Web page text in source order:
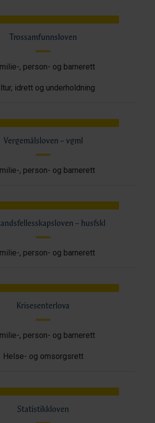
Trossamfunnsloven
, person- og barnerett
idrett og underholdning
Vergemålsloven – vgml
, person- og barnerett
– husfskl
, person- og barnerett
Krisesenterlova
, person- og barnerett
Helse- og omsorgsrett
Statistikkloven